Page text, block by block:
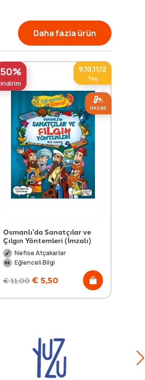
Daha fazla ürün
50%
indirim
9,10,11,12
Yaş
Imzalı
Osmanlı'da Sanatçılar ve
Çılgın Yöntemleri (İmzalı)
Nefise Atçakarlar
Eğlenceli Bilgi
€11,00 € 5,50